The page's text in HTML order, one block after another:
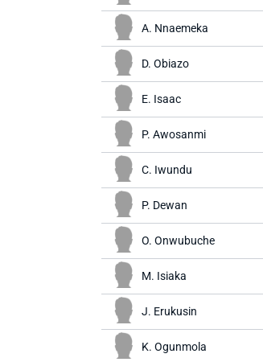
A. Nnaemeka
D. Obiazo
E. Isaac
P. Awosanmi
C. Iwundu
P. Dewan
O. Onwubuche
M. Isiaka
J. Erukusin
K. Ogunmola